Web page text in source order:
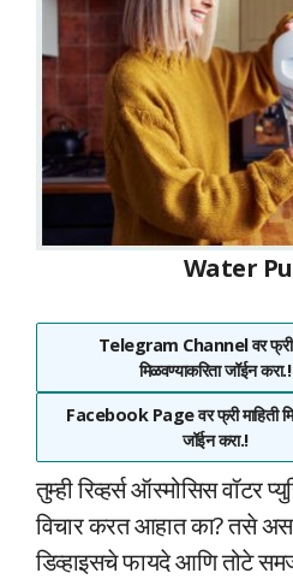
Water
Telegram Channel वर फ्री
मिळवण्याकरिता जॉईन करा.!
Facebook Page वर फ्री माहिती
जॉईन करा.!
तुम्ही रिव्हर्स ऑस्मोसिस वॉटर
विचार करत आहात का? तसे
डिव्हाइसचे फायदे आणि तोटे